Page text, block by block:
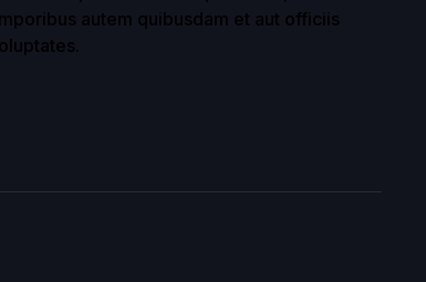
autem quibusdam et aut officiis